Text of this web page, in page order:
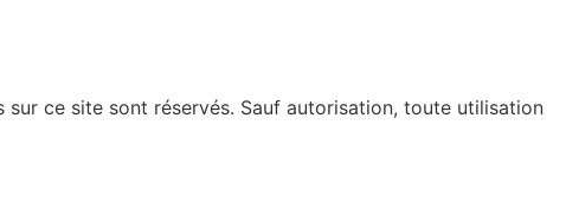
ce site sont réservés. Sauf autorisation, toute utilisation